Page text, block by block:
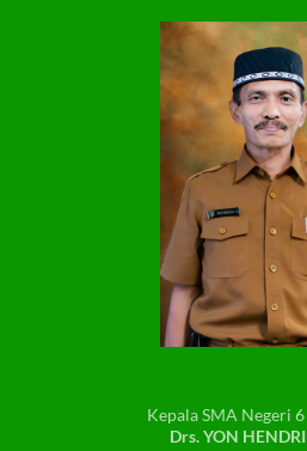
Kepala SMA Negeri
Drs. YON